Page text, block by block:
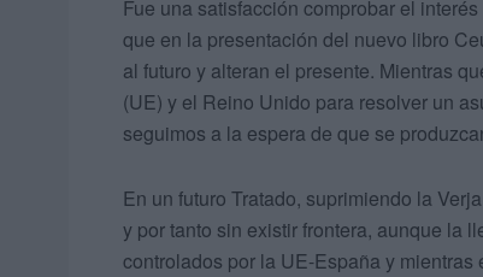
Fue una satisfacción comprobar el
que en la presentación del nuevo libro
al futuro y alteran el presente. Mientras
(UE) y el Reino Unido para resolver un
seguimos a la espera de que se
En un futuro Tratado, suprimiendo la
y por tanto sin existir frontera, aunque la
controlados por la UE-España y